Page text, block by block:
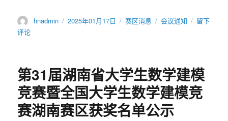
作
hnadmin
发
2025年01月17日
分
赛区消息
标
会议通知
于
大
学
生
留下
评论
第31届湖南省大学生数学建模
竞赛暨全国大学生数学建模竞
赛湖南赛区获奖名单公示